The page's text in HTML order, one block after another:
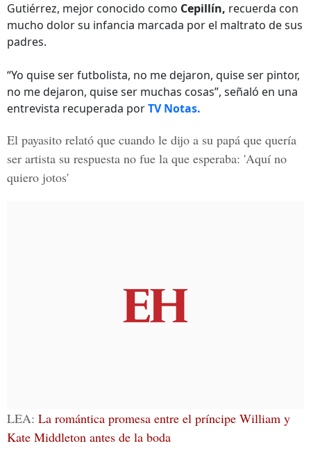
Gutiérrez, mejor conocido como Cepillín, recuerda con
mucho dolor su infancia marcada por el maltrato de sus
padres.
“Yo quise ser futbolista, no me dejaron, quise ser pintor,
no me dejaron, quise ser muchas cosas”, señaló en una
entrevista recuperada porTV Notas.
El payasito relató que cuando le dijo a su papá que quería
ser artista su respuesta no fue la que esperaba: 'Aquí no
quiero jotos'
LEA: La romántica promesa entre el príncipe William y
Kate Middleton antes de la boda